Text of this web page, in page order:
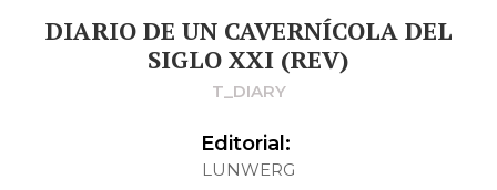
DIARIO DE UN CAVERNÍCOLA DEL
SIGLO XXI (REV)
T_DIARY
Editorial:
LUNWERG